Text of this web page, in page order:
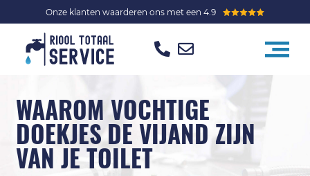
Onze klanten waarderen ons met een 4.9
WAAROM VOCHTIGE
DOEKJES DE VIJAND ZIJN
VAN JE TOILET